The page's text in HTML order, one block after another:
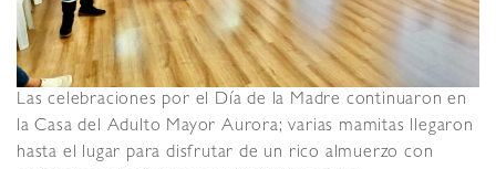
Las celebraciones por el Día de la Madre continuaron en
la Casa del Adulto Mayor Aurora; varias mamitas llegaron
hasta el lugar para disfrutar de un rico almuerzo con